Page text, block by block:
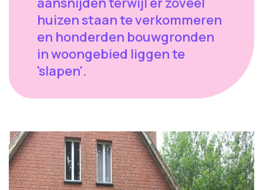
huizen staan te verkommeren
en honderden bouwgronden
in woongebied liggen te
'slapen'.